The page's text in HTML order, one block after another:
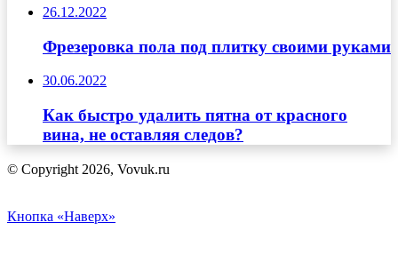
26.12.2022
Фрезеровка пола под плитку своими руками
30.06.2022
Как быстро удалить пятна от красного
вина, не оставляя следов?
© Copyright 2026, Vovuk.ru
Кнопка «Наверх»